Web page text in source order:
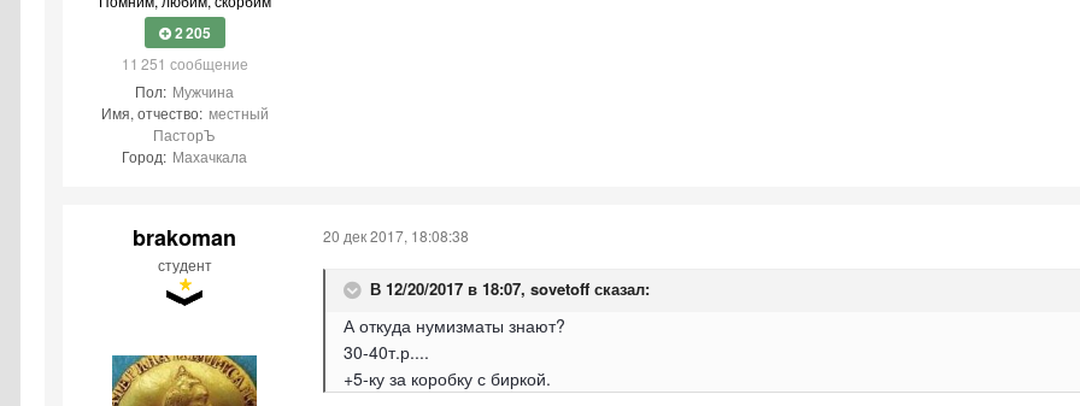
2 205
11 251 сообщение
Пол: Мужчина
Имя, отчество: местный
ПасторЪ
Город: Махачкала
brakoman
студент
20 дек 2017, 18:08:38
В 12/20/2017 в 18:07, sovetoff сказал:
А откуда нумизматы знают?
30-40т.р....
+5-ку за коробку с биркой.